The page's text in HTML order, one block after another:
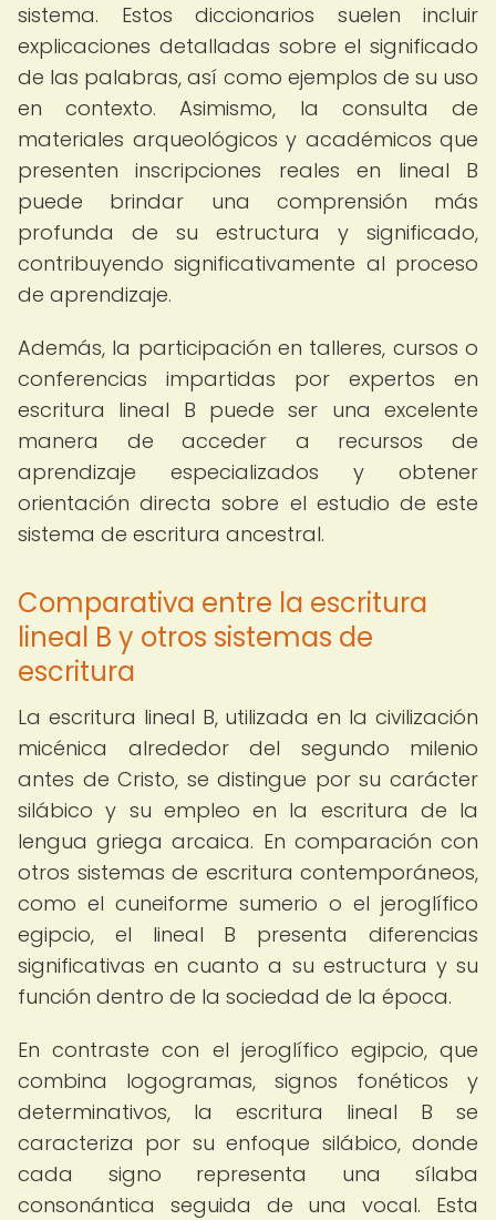
sistema. Estos diccionarios suelen incluir
explicaciones detalladas sobre el significado
de las palabras, así como ejemplos de su uso
en contexto. Asimismo, la consulta de
materiales arqueológicos y académicos que
presenten inscripciones reales en lineal B
puede brindar una comprensión más
profunda de su estructura y significado,
contribuyendo significativamente al proceso
de aprendizaje.
Además, la participación en talleres, cursos o
conferencias impartidas por expertos en
escritura lineal B puede ser una excelente
manera de acceder a recursos de
aprendizaje especializados y obtener
orientación directa sobre el estudio de este
sistema de escritura ancestral.
Comparativa entre la escritura
lineal B y otros sistemas de
escritura
La escritura lineal B, utilizada en la civilización
micénica alrededor del segundo milenio
antes de Cristo, se distingue por su carácter
silábico y su empleo en la escritura de la
lengua griega arcaica. En comparación con
otros sistemas de escritura contemporáneos,
como el cuneiforme sumerio o el jeroglífico
egipcio, el lineal B presenta diferencias
significativas en cuanto a su estructura y su
función dentro de la sociedad de la época.
En contraste con el jeroglífico egipcio, que
combina logogramas, signos fonéticos y
determinativos, la escritura lineal B se
caracteriza por su enfoque silábico, donde
cada signo representa una sílaba
consonántica seguida de una vocal. Esta